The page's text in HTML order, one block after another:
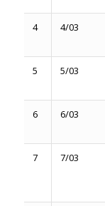
4 4/03
5 5/03
6 6/03
7 7/03